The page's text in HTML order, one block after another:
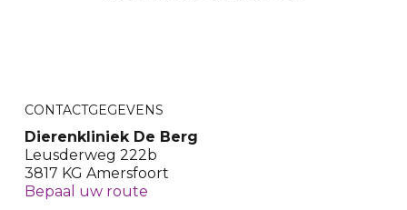
CONTACTGEGEVENS
Dierenkliniek De Berg
Leusderweg 222b
3817 KG Amersfoort
Bepaal uw route